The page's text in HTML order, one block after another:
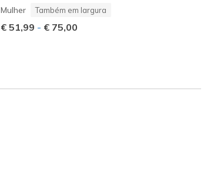
Mulher Também em largura
€ 51,99 - € 75,00